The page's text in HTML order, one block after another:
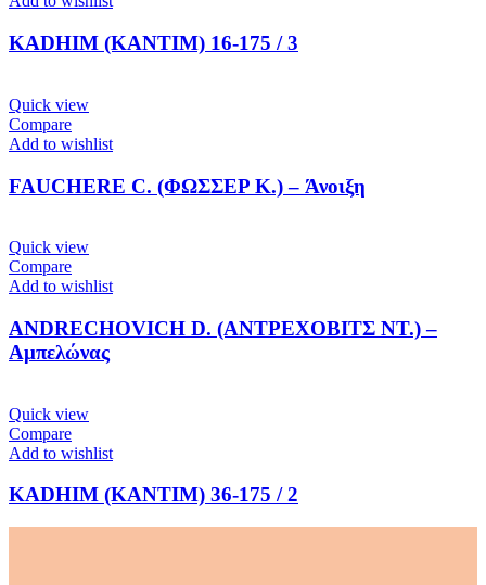
KADHIM (ΚΑΝΤΙΜ) 16-175 / 3
Quick view
Compare
Add to wishlist
FAUCHERE C. (ΦΩΣΣΕΡ K.) – Άνοιξη
Quick view
Compare
Add to wishlist
ANDRECHOVICH D. (ΑΝΤΡΕΧΟΒΙΤΣ ΝΤ.) –
Aμπελώνας
Quick view
Compare
Add to wishlist
KADHIM (ΚΑΝΤΙΜ) 36-175 / 2